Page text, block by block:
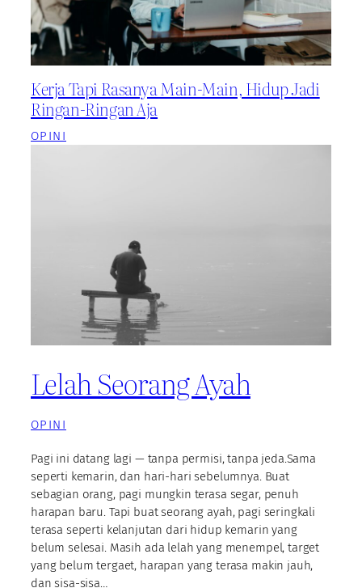
Kerja Tapi Rasanya Main-Main, Hidup Jadi
Ringan-Ringan Aja
OPINI
Lelah Seorang Ayah
OPINI
Pagi ini datang lagi — tanpa permisi, tanpa jeda.Sama
seperti kemarin, dan hari-hari sebelumnya. Buat
sebagian orang, pagi mungkin terasa segar, penuh
harapan baru. Tapi buat seorang ayah, pagi seringkali
terasa seperti kelanjutan dari hidup kemarin yang
belum selesai. Masih ada lelah yang menempel, target
yang belum tergaet, harapan yang terasa makin jauh,
dan sisa-sisa…